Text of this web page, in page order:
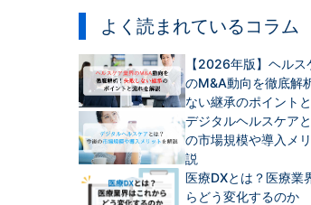
よく読まれているコラム
【2026年版】ヘルス
のM&A動向を徹底解
ない継承のポイント
説
デジタルヘルスケア
の市場規模や導入メ
説
医療DXとは？医療業
らどう変化するのか